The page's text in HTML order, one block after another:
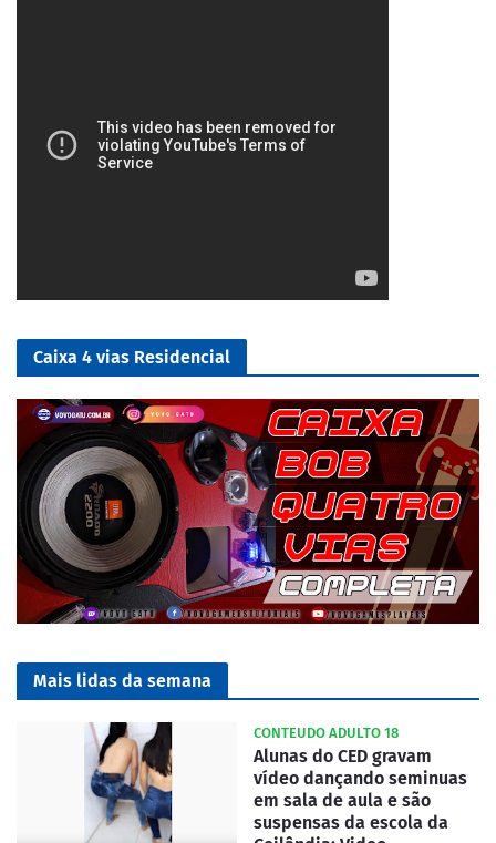
Caixa 4 vias Residencial
Mais lidas da semana
CONTEUDO ADULTO 18
Alunas do CED gravam
vídeo dançando seminuas
em sala de aula e são
suspensas da escola da